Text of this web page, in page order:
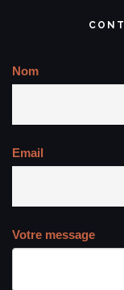
Nom
Email
Votre message